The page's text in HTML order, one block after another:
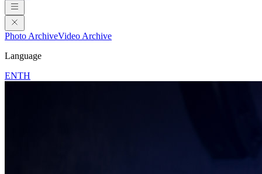
Photo ArchiveVideo Archive
Language
ENTH